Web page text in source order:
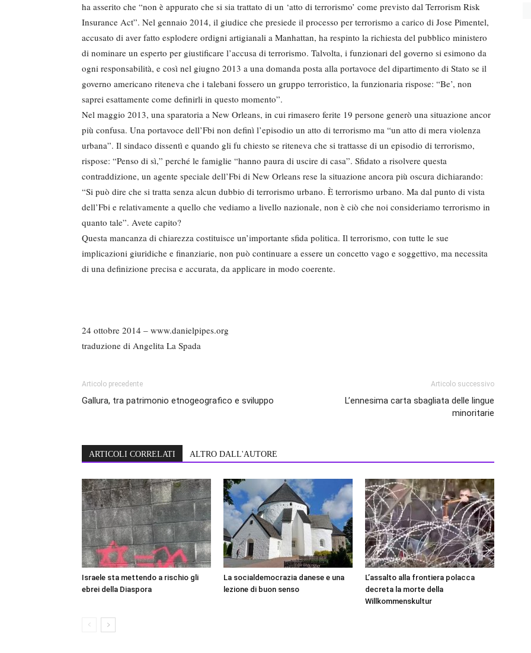
ha asserito che “non è appurato che si sia trattato di un ‘atto di terrorismo’ come previsto dal Terrorism Risk
Insurance Act”. Nel gennaio 2014, il giudice che presiede il processo per terrorismo a carico di Jose Pimentel,
accusato di aver fatto esplodere ordigni artigianali a Manhattan, ha respinto la richiesta del pubblico ministero
di nominare un esperto per giustificare l’accusa di terrorismo. Talvolta, i funzionari del governo si esimono da
ogni responsabilità, e così nel giugno 2013 a una domanda posta alla portavoce del dipartimento di Stato se il
governo americano riteneva che i talebani fossero un gruppo terroristico, la funzionaria rispose: “Be’, non
saprei esattamente come definirli in questo momento”.
Nel maggio 2013, una sparatoria a New Orleans, in cui rimasero ferite 19 persone generò una situazione ancor
più confusa. Una portavoce dell’Fbi non definì l’episodio un atto di terrorismo ma “un atto di mera violenza
urbana”. Il sindaco dissentì e quando gli fu chiesto se riteneva che si trattasse di un episodio di terrorismo,
rispose: “Penso di sì,” perché le famiglie “hanno paura di uscire di casa”. Sfidato a risolvere questa
contraddizione, un agente speciale dell’Fbi di New Orleans rese la situazione ancora più oscura dichiarando:
“Si può dire che si tratta senza alcun dubbio di terrorismo urbano. È terrorismo urbano. Ma dal punto di vista
dell’Fbi e relativamente a quello che vediamo a livello nazionale, non è ciò che noi consideriamo terrorismo in
quanto tale”. Avete capito?
Questa mancanza di chiarezza costituisce un’importante sfida politica. Il terrorismo, con tutte le sue
implicazioni giuridiche e finanziarie, non può continuare a essere un concetto vago e soggettivo, ma necessita
di una definizione precisa e accurata, da applicare in modo coerente.
24 ottobre 2014 – www.danielpipes.org
traduzione di Angelita La Spada
Articolo precedente
Gallura, tra patrimonio etnogeografico e sviluppo
Articolo successivo
L’ennesima carta sbagliata delle lingue
minoritarie
ARTICOLI CORRELATI ALTRO DALL'AUTORE
Israele sta mettendo a rischio gli
ebrei della Diaspora
La socialdemocrazia danese e una
lezione di buon senso
L’assalto alla frontiera polacca
decreta la morte della
Willkommenskultur